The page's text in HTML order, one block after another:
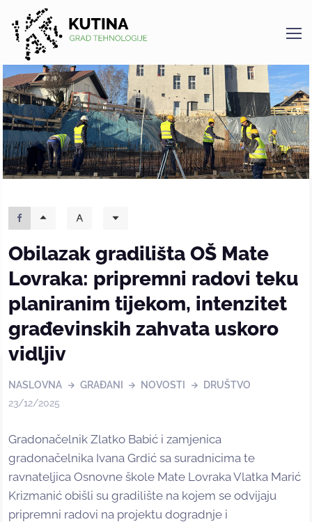
Kutina
Obilazak gradilišta OŠ Mate
Lovraka: pripremni radovi teku
planiranim tijekom, intenzitet
građevinskih zahvata uskoro
vidljiv
NASLOVNA GRAĐANI NOVOSTI
DRUŠTVO
23/12/2025
Gradonačelnik Zlatko Babić i zamjenica
gradonačelnika Ivana Grdić sa suradnicima te
ravnateljica Osnovne škole Mate Lovraka Vlatka Marić
Krizmanić obišli su gradilište na kojem se odvijaju
pripremni radovi na projektu dogradnje i